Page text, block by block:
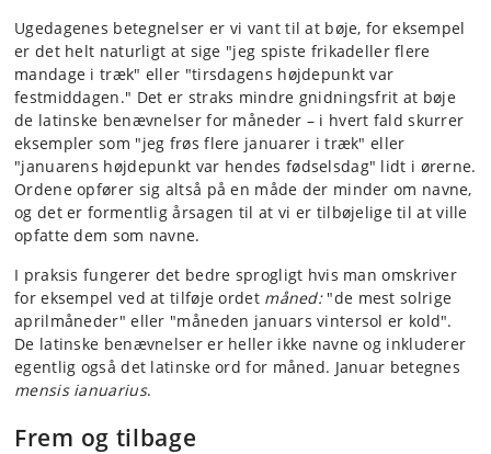
Ugedagenes betegnelser er vi vant til at bøje, for eksempel
er det helt naturligt at sige "jeg spiste frikadeller flere
mandage i træk" eller "tirsdagens højdepunkt var
festmiddagen." Det er straks mindre gnidningsfrit at bøje
de latinske benævnelser for måneder – i hvert fald skurrer
eksempler som "jeg frøs flere januarer i træk" eller
"januarens højdepunkt var hendes fødselsdag" lidt i ørerne.
Ordene opfører sig altså på en måde der minder om navne,
og det er formentlig årsagen til at vi er tilbøjelige til at ville
opfatte dem som navne.
I praksis fungerer det bedre sprogligt hvis man omskriver
for eksempel ved at tilføje ordet måned:"de mest solrige
aprilmåneder" eller "måneden januars vintersol er kold".
De latinske benævnelser er heller ikke navne og inkluderer
egentlig også det latinske ord for måned. Januar betegnes
mensis ianuarius.
Frem og tilbage